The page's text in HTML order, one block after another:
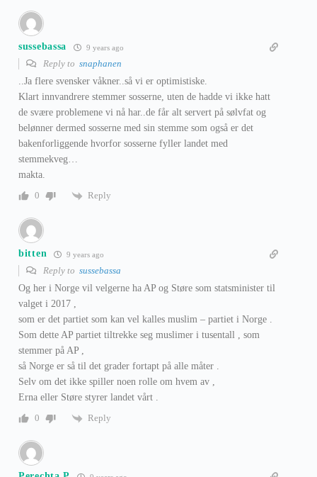
sussebassa 9 years ago
Reply to snaphanen
..Ja flere svensker våkner..så vi er optimistiske.
Klart innvandrere stemmer sosserne, uten de hadde vi ikke hatt
de svære problemene vi nå har..de får alt servert på sølvfat og
belønner dermed sosserne med sin stemme som også er det
bakenforliggende hvorfor sosserne fyller landet med
stemmekveg…
makta.
0
Reply
bitten 9 years ago
Reply to sussebassa
Og her i Norge vil velgerne ha AP og Støre som statsminister til
valget i 2017 ,
som er det partiet som kan vel kalles muslim – partiet i Norge .
Som dette AP partiet tiltrekke seg muslimer i tusentall , som
stemmer på AP ,
så Norge er så til det grader fortapt på alle måter .
Selv om det ikke spiller noen rolle om hvem av ,
Erna eller Støre styrer landet vårt .
0
Reply